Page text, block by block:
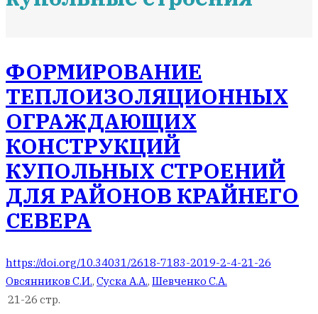
ФОРМИРОВАНИЕ
ТЕПЛОИЗОЛЯЦИОННЫХ
ОГРАЖДАЮЩИХ
КОНСТРУКЦИЙ
КУПОЛЬНЫХ СТРОЕНИЙ
ДЛЯ РАЙОНОВ КРАЙНЕГО
СЕВЕРА
https://doi.org/10.34031/2618-7183-2019-2-4-21-26
Овсянников С.И., Суска А.А., Шевченко С.А.
21-26 стр.